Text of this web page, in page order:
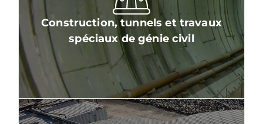
Construction, tunnels et travaux
spéciaux de génie civil